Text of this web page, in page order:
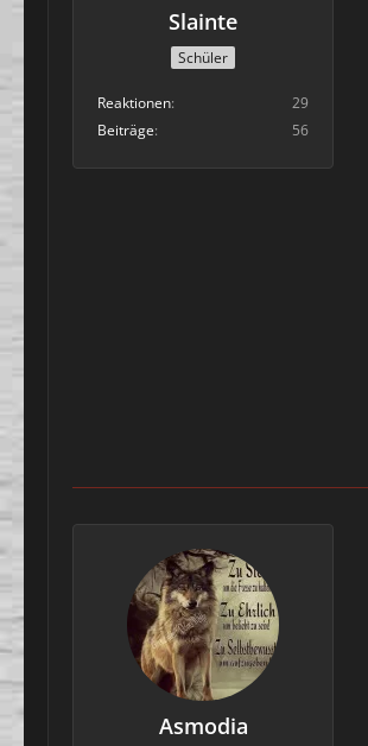
Slainte
Schüler
Reaktionen
29
Beiträge
56
Asmodia